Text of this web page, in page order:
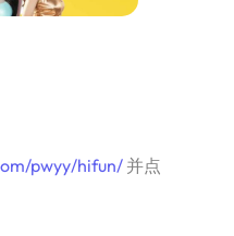
pwyy/hifun/并点